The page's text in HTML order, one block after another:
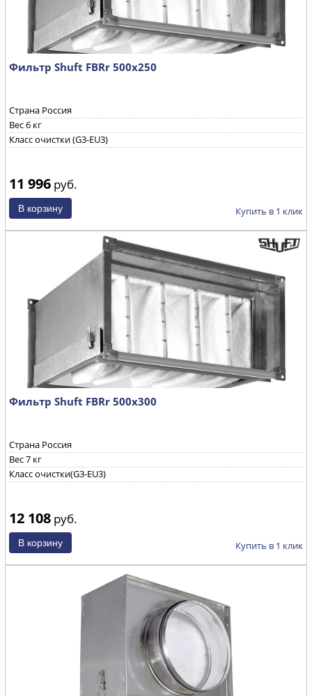
Фильтр Shuft FBRr 500x250
Страна Россия
Вес 6 кг
Класс очистки (G3-EU3)
11 996 руб.
Купить в 1 клик
Фильтр Shuft FBRr 500x300
Страна Россия
Вес 7 кг
Класс очистки(G3-EU3)
12 108 руб.
Купить в 1 клик